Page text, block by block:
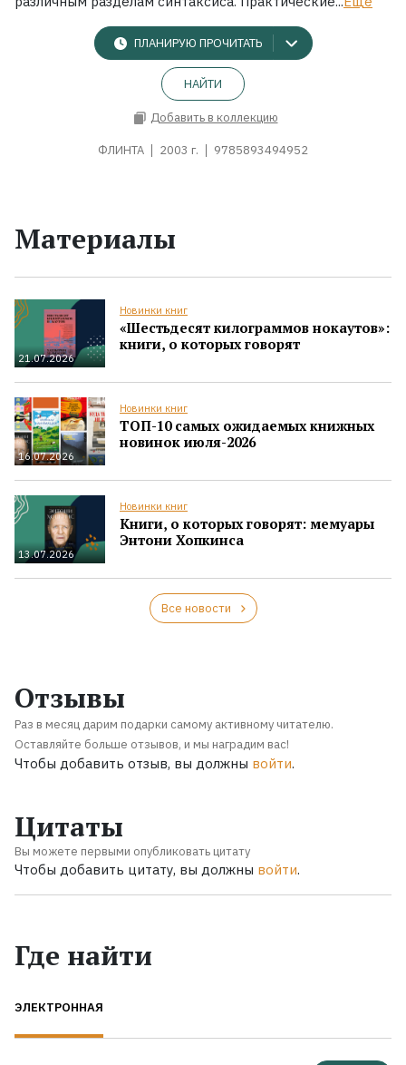
ПЛАНИРУЮ ПРОЧИТАТЬ
НАЙТИ
Добавить в коллекцию
ФЛИНТА 2003 г. 9785893494952
Материалы
21.07.2026
Новинки книг
«Шестьдесят килограммов нокаутов»:
книги, о которых говорят
16.07.2026
Новинки книг
ТОП-10 самых ожидаемых книжных
новинок июля-2026
13.07.2026
Новинки книг
Книги, о которых говорят: мемуары
Энтони Хопкинса
Все новости
Отзывы
Раз в месяц дарим подарки самому активному читателю.
Оставляйте больше отзывов, и мы наградим вас!
Чтобы добавить отзыв, вы должны войти.
Цитаты
Вы можете первыми опубликовать цитату
Чтобы добавить цитату, вы должны войти.
Где найти
ЭЛЕКТРОННАЯ